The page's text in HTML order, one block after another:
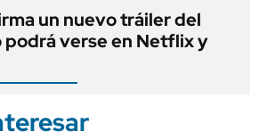
un nuevo tráiler del
podrá verse en Netflix y